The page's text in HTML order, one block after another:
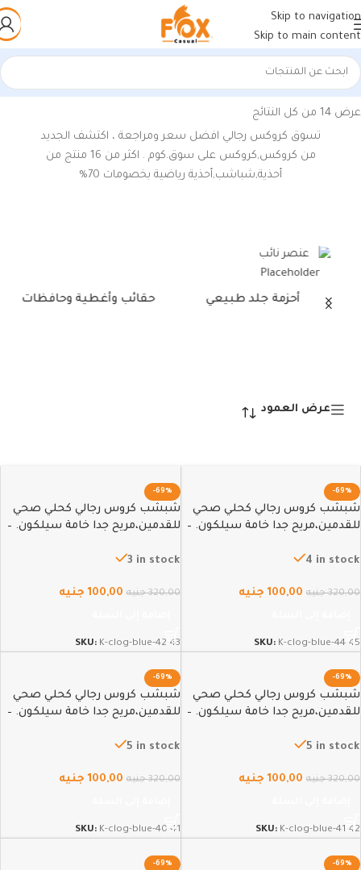
Skip to navigation
Skip to main content
الرئيسية/منتجات تحت الوسم “الكروكس الرجالى”
عرض ⁦14⁩ من كل النتائج
تسوق كروكس رجالي افضل سعر ومراجعة ، اكتشف الجديد
من كروكس,كروكس‎ على سوق.كوم . اكثر من 16 منتج من
أحذية,شباشب,أحذية رياضية بخصومات 70%
أحزمة جلد طبيعي حقائب وأغطية وحافظات
عرض العمود
-69%
شبشب كروس رجالي كحلي صحي
للقدمين،مريح جدا خامة سيلكون. –
4 in stock
320,00 جنيه 100,00 جنيه
SKU: K-clog-blue-44-45
-69%
شبشب كروس رجالي كحلي صحي
للقدمين،مريح جدا خامة سيلكون. –
3 in stock
320,00 جنيه 100,00 جنيه
SKU: K-clog-blue-42-43
-69%
شبشب كروس رجالي كحلي صحي
للقدمين،مريح جدا خامة سيلكون. –
5 in stock
320,00 جنيه 100,00 جنيه
SKU: K-clog-blue-41-42
-69%
شبشب كروس رجالي كحلي صحي
للقدمين،مريح جدا خامة سيلكون. –
5 in stock
320,00 جنيه 100,00 جنيه
SKU: K-clog-blue-40-41
-69%
-69%